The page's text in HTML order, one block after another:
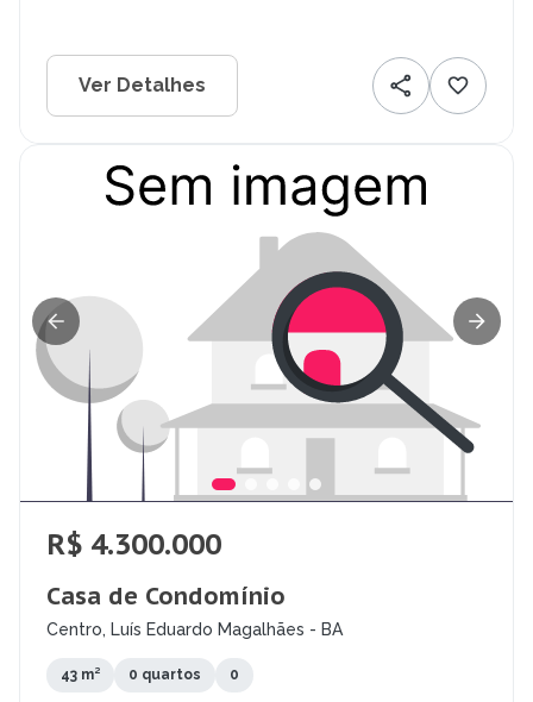
Ver Detalhes
R$ 4.300.000
Casa de Condomínio
Centro, Luís Eduardo Magalhães - BA
43 m² 0 quartos 0